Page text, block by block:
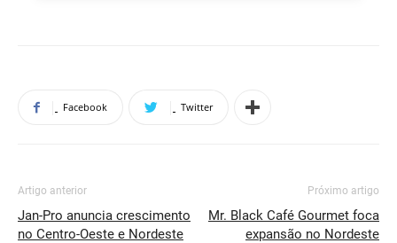
Facebook Twitter
Artigo anterior
Jan-Pro anuncia crescimento
no Centro-Oeste e Nordeste
Próximo artigo
Mr. Black Café Gourmet foca
expansão no Nordeste